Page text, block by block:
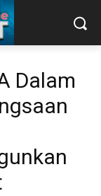
Dalam